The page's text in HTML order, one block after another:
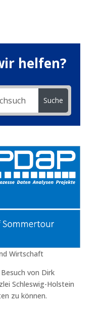
helfen?
Suche
Wirtschaft
von Dirk
Schleswig-Holstein
zu können.